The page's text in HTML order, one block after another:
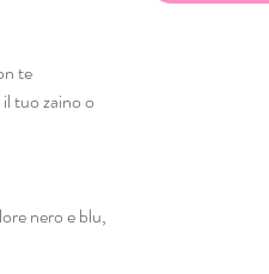
te
tuo zaino o
nero e blu,